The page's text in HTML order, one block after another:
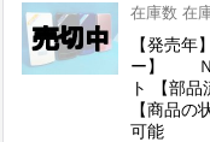
在庫数 在
【発売
ー】 Ｎ
ト 【部
【商品
可能